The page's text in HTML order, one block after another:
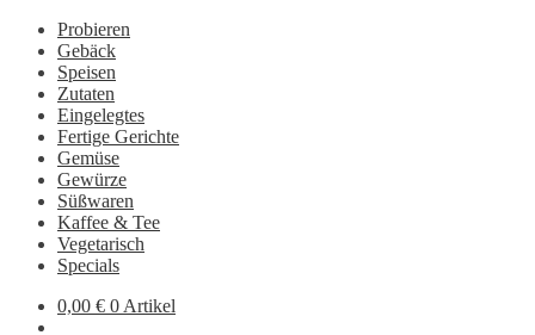
Probieren
Gebäck
Speisen
Zutaten
Eingelegtes
Fertige Gerichte
Gemüse
Gewürze
Süßwaren
Kaffee & Tee
Vegetarisch
Specials
0,00 € 0 Artikel